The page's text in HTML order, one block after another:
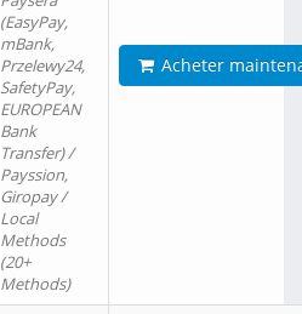
(EasyPay,
mBank,
Przelewy24,
SafetyPay,
EUROPEAN
Bank
Transfer) /
Payssion,
Giropay /
Local
Methods
(20+
Methods)
Acheter